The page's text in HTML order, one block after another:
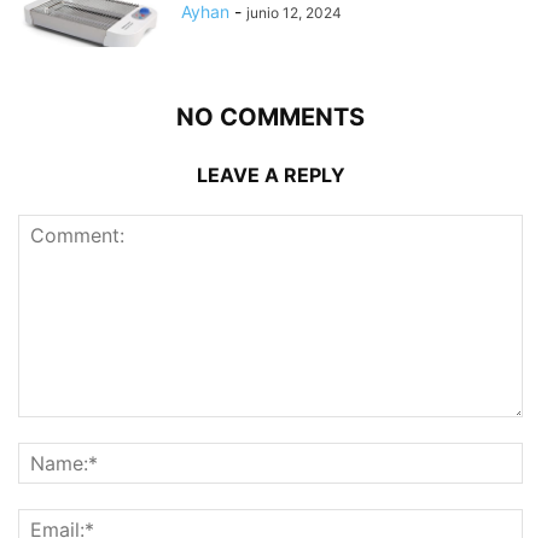
Ayhan - junio 12, 2024
NO COMMENTS
LEAVE A REPLY